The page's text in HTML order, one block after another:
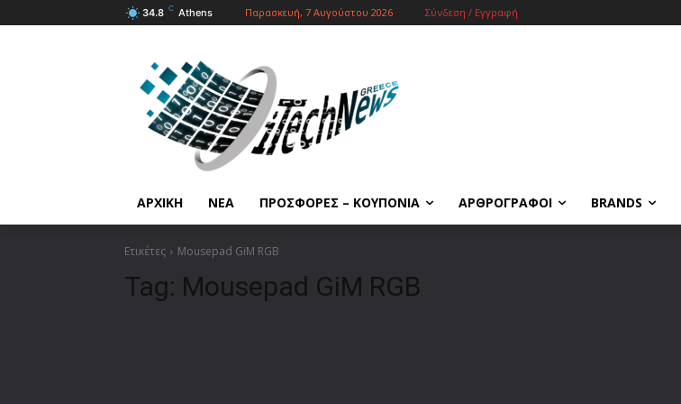
34.8 C Athens Παρασκευή, 7 Αυγούστου 2026 Σύνδεση / Εγγραφή
ΑΡΧΙΚΗ ΝΕΑ ΠΡΟΣΦΟΡΕΣ – ΚΟΥΠΟΝΙΑ ΑΡΘΡΟΓΡΑΦΟΙ BRANDS
Ετικέτες Mousepad GiM RGB
Tag: Mousepad GiM RGB